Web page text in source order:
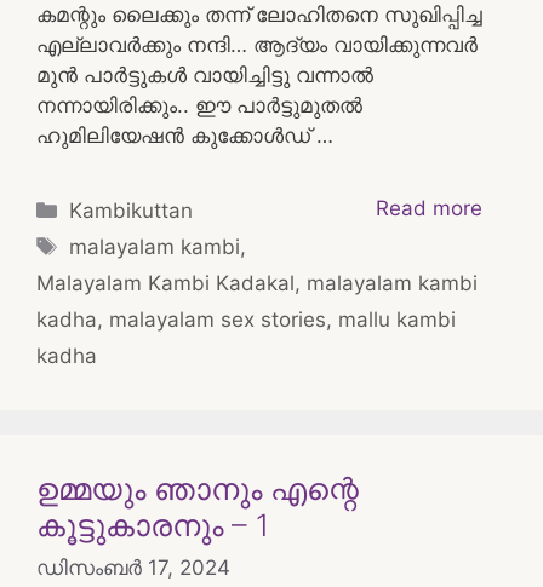
കമന്റും ലൈക്കും തന്ന് ലോഹിതനെ സുഖിപ്പിച്ച
എല്ലാവർക്കും നന്ദി… ആദ്യം വായിക്കുന്നവർ
മുൻ പാർട്ടുകൾ വായിച്ചിട്ടു വന്നാൽ
നന്നായിരിക്കും.. ഈ പാർട്ടുമുതൽ
ഹുമിലിയേഷൻ കുക്കോൾഡ് …
Read more
Categories
Kambikuttan
Tags
malayalam kambi,
Malayalam Kambi Kadakal, malayalam kambi
kadha, malayalam sex stories, mallu kambi
kadha
ഉമ്മയും ഞാനും എന്റെ
കൂട്ടുകാരനും – 1
ഡിസംബർ 17, 2024